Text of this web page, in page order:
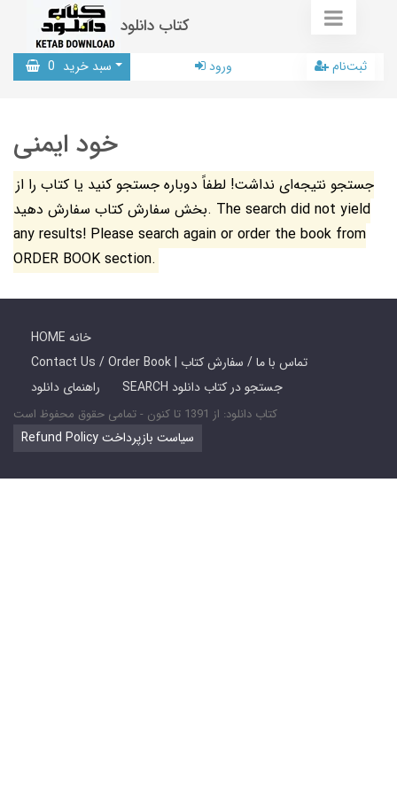
کتاب دانلود
سبد خرید 0 ورود ثبت‌نام
خود ایمنی
جستجو نتیجه‌ای نداشت! لطفاً دوباره جستجو کنید یا کتاب را از
بخش سفارش کتاب سفارش دهید. The search did not yield
any results! Please search again or order the book from
ORDER BOOK section.
HOME خانه
Contact Us / Order Book | تماس با ما / سفارش کتاب
راهنمای دانلود
SEARCH جستجو در کتاب دانلود
کتاب دانلود: از 1391 تا کنون - تمامی حقوق محفوظ است
Refund Policy سیاست بازپرداخت